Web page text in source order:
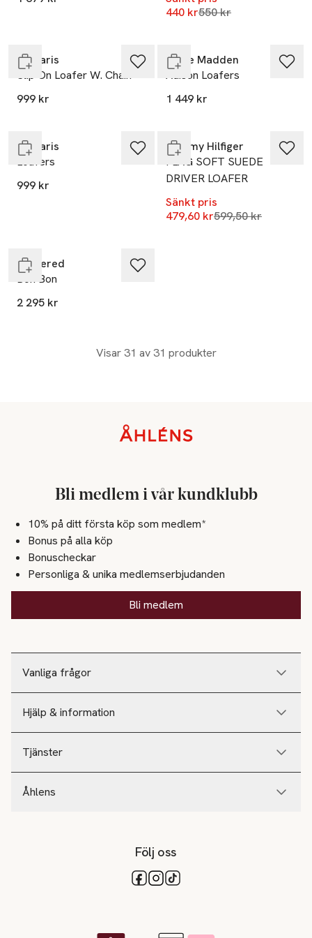
440 krLägsta pris 30 dagar
550 kr
Tamaris
Slip On Loafer W. Chain
999 kr
Steve Madden
Adison Loafers
1 449 kr
Tamaris
Loafers
999 kr
-20%
Tommy Hilfiger
FLAG SOFT SUEDE
DRIVER LOAFER
Sänkt pris
479,60 krLägsta pris 30
599,50 kr
Flattered
Bon Bon
2 295 kr
Visar 31 av 31 produkter
Vanliga frågor
Hjälp & information
Tjänster
Åhlens
Bli medlem i vår kundklubb
10% på ditt första köp som medlem*
Bonus på alla köp
Bonuscheckar
Personliga & unika medlemserbjudanden
Bli medlem
Följ oss